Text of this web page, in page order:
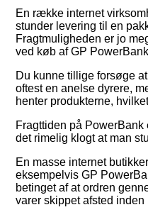
En række internet
stunder levering til en
Fragtmuligheden er jo
ved køb af GP
Du kunne tillige forsøge
oftest en anelse dyrere,
henter produkterne,
Fragttiden på
det rimelig klogt at man
En masse internet
eksempelvis GP
betinget af at ordren
varer skippet afsted